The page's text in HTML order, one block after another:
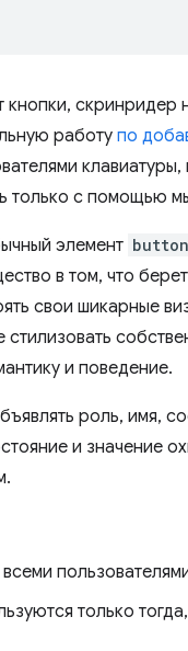
работупо
только с помощью
элемент button
в том, что
свои шикарные
и поведение.
роль, имя,
и значение
только